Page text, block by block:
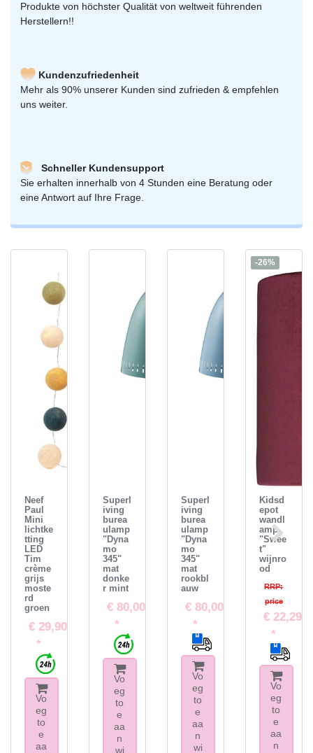
Produkte von höchster Qualität von weltweit führenden
Herstellern!!
Kundenzufriedenheit
Mehr als 90% unserer Kunden sind zufrieden & empfehlen
uns weiter.
Schneller Kundensupport
Sie erhalten innerhalb von 4 Stunden eine Beratung oder
eine Antwort auf Ihre Frage.
Neef
Paul
Mini
lichtke
tting
LED
Tim
crème
grijs
moste
rd
groen
€ 29,90
*
Vo
eg
to
e
aa
Superl
iving
burea
ulamp
"Dyna
mo
345"
mat
donke
r mint
€ 80,00
*
Vo
eg
to
e
aa
n
wi
Superl
iving
burea
ulamp
"Dyna
mo
345"
mat
rookbl
auw
€ 80,00
*
Vo
eg
to
e
aa
n
wi
-26%
Kidsd
epot
wandl
amp
"Swee
t"
wijnro
od
RRP:
price
€ 22,29
*
Vo
eg
to
e
aa
n